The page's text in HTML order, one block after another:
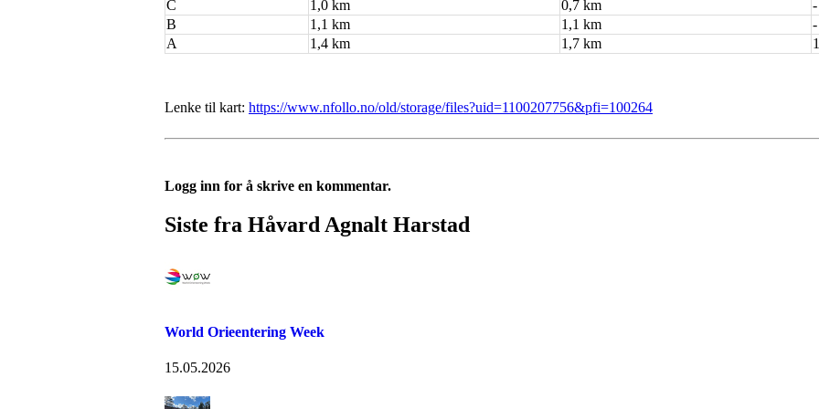
C
1,0 km 0,7 km
-
B
1,1 km 1,1 km
-
A
1,4 km 1,7 km
Lenke til kart: https://www.nfollo.no/old/storage/files?uid=1100207756&pfi=100264
Logg inn for å skrive en kommentar.
Siste fra Håvard Agnalt Harstad
World Orieentering Week
15.05.2026